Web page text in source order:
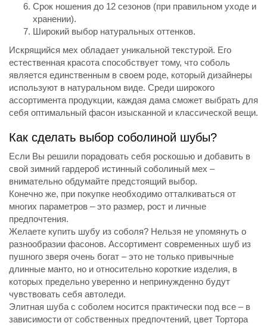
Срок ношения до 12 сезонов (при правильном уходе и
хранении).
Широкий выбор натуральных оттенков.
Искрящийся мех обладает уникальной текстурой. Его
естественная красота способствует тому, что соболь
является единственным в своем роде, который дизайнеры
используют в натуральном виде. Среди широкого
ассортимента продукции, каждая дама сможет выбрать для
себя оптимальный фасон изысканной и классической вещи.
Как сделать выбор соболиной шубы?
Если Вы решили порадовать себя роскошью и добавить в
свой зимний гардероб истинный соболиный мех –
внимательно обдумайте предстоящий выбор.
Конечно же, при покупке необходимо отталкиваться от
многих параметров – это размер, рост и личные
предпочтения.
Желаете купить шубу из соболя? Нельзя не упомянуть о
разнообразии фасонов. Ассортимент современных шуб из
пушного зверя очень богат – это не только привычные
длинные манто, но и относительно короткие изделия, в
которых предельно уверенно и непринужденно будут
чувствовать себя автоледи.
Элитная шуба с соболем носится практически под все – в
зависимости от собственных предпочтений, цвет Тортора